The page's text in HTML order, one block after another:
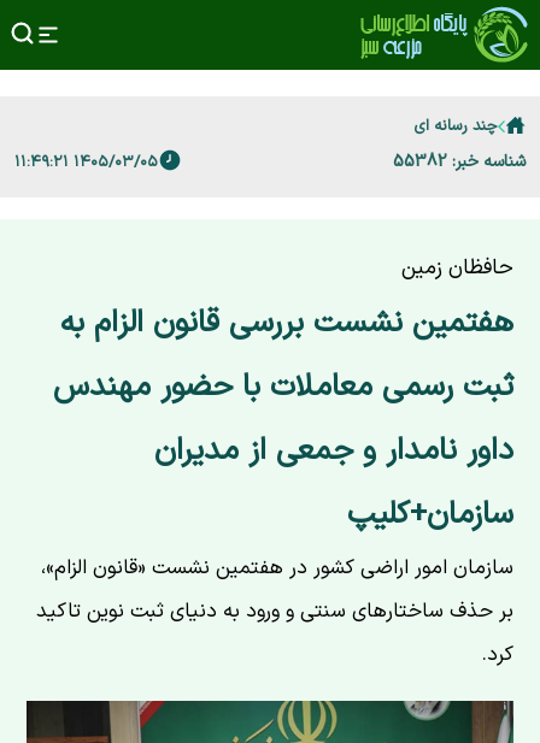
چند رسانه ای
شناسه خبر: 55382 ۱۴۰۵/۰۳/۰۵ ۱۱:۴۹:۲۱
حافظان زمین
هفتمین نشست بررسی قانون الزام به
ثبت رسمی معاملات با حضور مهندس
داور نامدار و جمعی از مدیران
سازمان+کلیپ
سازمان امور اراضی کشور در هفتمین نشست «قانون الزام»،
بر حذف ساختارهای سنتی و ورود به دنیای ثبت نوین تاکید
کرد.